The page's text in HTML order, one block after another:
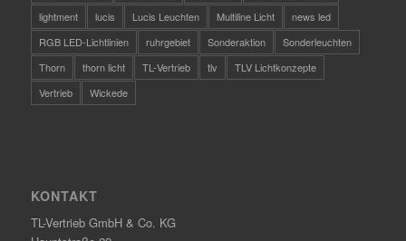
lightment
lucis Lucis Leuchten Multiline Licht
news led
RGB LED-Lichtlinien
ruhrgebiet Sonderaktion
Sonderleuchten
Thorn
thorn licht TL-Vertrieb tlv
TLV Lichtkonzepte
Vertrieb
Wickede
KONTAKT
TL-Vertrieb GmbH & Co. KG